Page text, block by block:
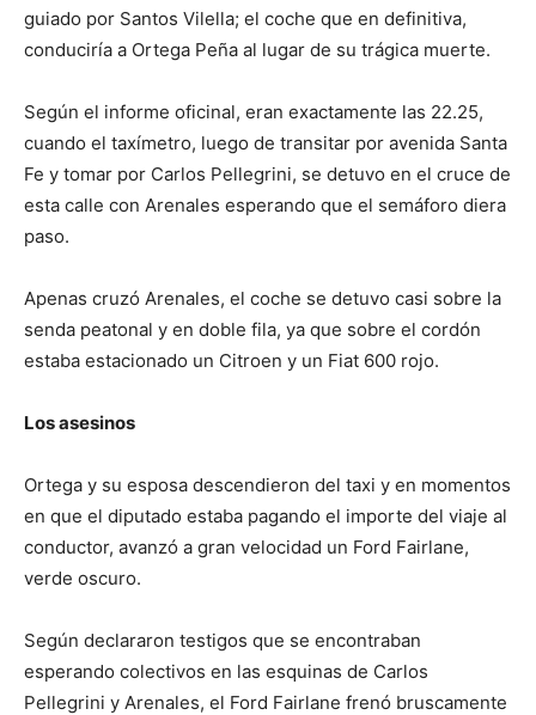
guiado por Santos Vilella; el coche que en definitiva,
conduciría a Ortega Peña al lugar de su trágica muerte.
Según el informe oficinal, eran exactamente las 22.25,
cuando el taxímetro, luego de transitar por avenida Santa
Fe y tomar por Carlos Pellegrini, se detuvo en el cruce de
esta calle con Arenales esperando que el semáforo diera
paso.
Apenas cruzó Arenales, el coche se detuvo casi sobre la
senda peatonal y en doble fila, ya que sobre el cordón
estaba estacionado un Citroen y un Fiat 600 rojo.
Los asesinos
Ortega y su esposa descendieron del taxi y en momentos
en que el diputado estaba pagando el importe del viaje al
conductor, avanzó a gran velocidad un Ford Fairlane,
verde oscuro.
Según declararon testigos que se encontraban
esperando colectivos en las esquinas de Carlos
Pellegrini y Arenales, el Ford Fairlane frenó bruscamente